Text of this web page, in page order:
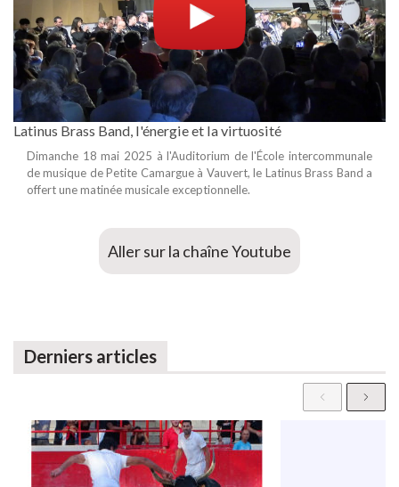
Latinus Brass Band, l'énergie et la virtuosité
Dimanche 18 mai 2025 à l'Auditorium de l'École intercommunale
de musique de Petite Camargue à Vauvert, le Latinus Brass Band a
offert une matinée musicale exceptionnelle.
Aller sur la chaîne Youtube
Derniers articles
P
r
N
e